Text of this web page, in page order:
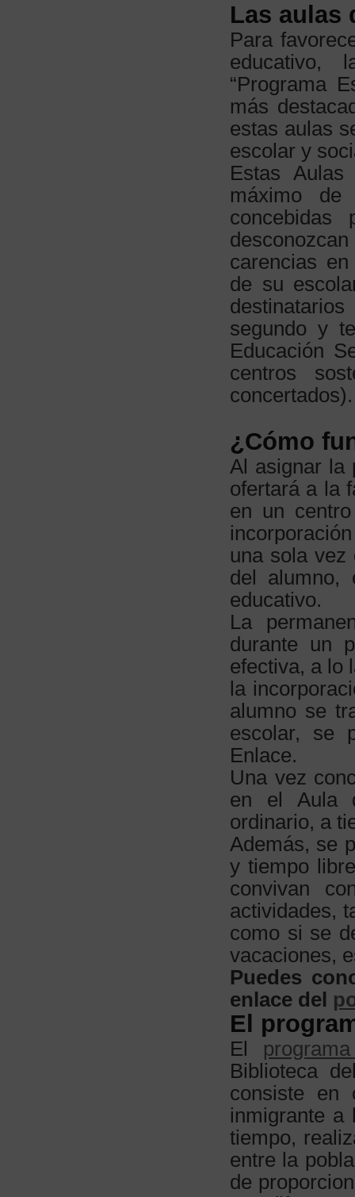
Las aulas
Para
educativo,
“Programa
más
estas aulas
escolar y
Estas
máximo
concebidas
carencias
de su
segundo y
Educación
centros
concertados).
¿Cómo
Al asignar la
ofertará a la
en un
una sola vez
del alumno,
educativo.
La
durante un
efectiva, a lo
la
alumno se
escolar, se
Enlace.
Una vez
en el Aula
ordinario, a
Además, se
y tiempo
convivan
actividades,
como si se
vacaciones,
Puedes
enlace del
El
El
Biblioteca
consiste en
inmigrante a
tiempo,
entre la
de